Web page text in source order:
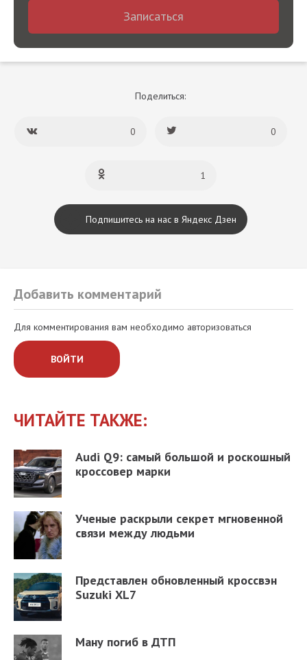
Записаться
Поделиться:
0 0
1
Подпишитесь на нас в Яндекс Дзен
Добавить комментарий
Для комментирования вам необходимо авторизоваться
ВОЙТИ
ЧИТАЙТЕ ТАКЖЕ:
Audi Q9: самый большой и роскошный
кроссовер марки
Ученые раскрыли секрет мгновенной
связи между людьми
Представлен обновленный кроссвэн
Suzuki XL7
Ману погиб в ДТП